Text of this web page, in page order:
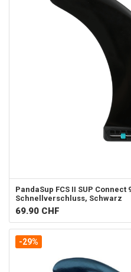
PandaSup FCS II SUP Connect
Schnellverschluss, Schwarz
69.90 CHF
-29%